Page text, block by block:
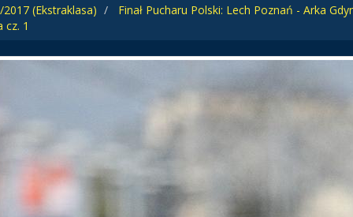
(Ekstraklasa)
Finał Pucharu Polski: Lech Poznań - Arka
cz. 1